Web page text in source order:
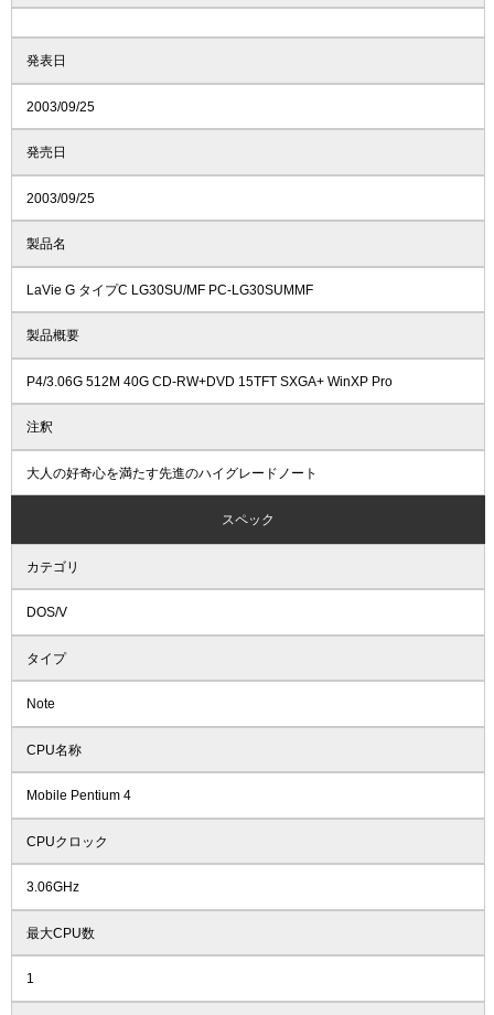
発表日
2003/09/25
発売日
2003/09/25
製品名
LaVie G タイプC LG30SU/MF PC-LG30SUMMF
製品概要
P4/3.06G 512M 40G CD-RW+DVD 15TFT SXGA+ WinXP Pro
注釈
大人の好奇心を満たす先進のハイグレードノート
スペック
カテゴリ
DOS/V
タイプ
Note
CPU名称
Mobile Pentium 4
CPUクロック
3.06GHz
最大CPU数
1